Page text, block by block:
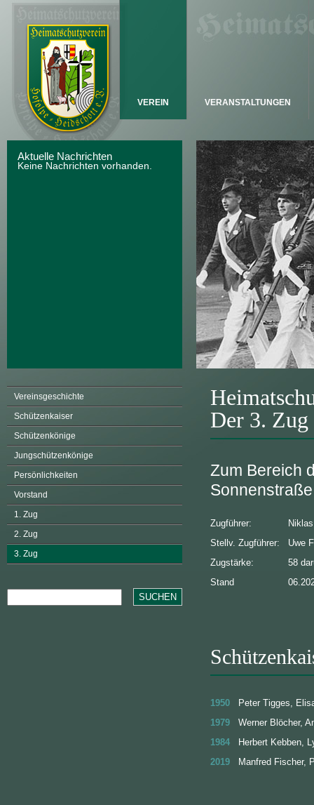
VEREIN VERANSTALTUNGEN
Aktuelle Nachrichten
Keine Nachrichten vorhanden.
Vereinsgeschichte
Schützenkaiser
Schützenkönige
Jungschützenkönige
Persönlichkeiten
Vorstand
1. Zug
2. Zug
3. Zug
Der 3. Zug
Zum Bereich
Zugführer:
Stellv. Zugführer: Uwe
Zugstärke:
58
Stand
1950
Peter Tigges,
1979
Werner Blöcher,
1984
Herbert Kebben,
2019
Manfred Fischer,